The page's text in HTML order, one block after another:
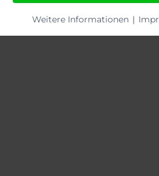
Weitere Informationen |